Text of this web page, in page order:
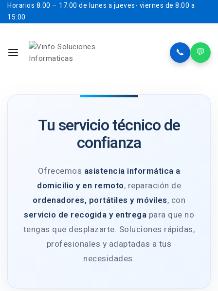
Horarios 8:00 – 17:00 de lunes a jueves- viernes de 8:00 a
15:00
📞 💬
Tu servicio técnico de
confianza
Ofrecemos asistencia informática a
domicilio y en remoto, reparación de
ordenadores, portátiles y móviles, con
servicio de recogida y entrega para que no
tengas que desplazarte. Soluciones rápidas,
profesionales y adaptadas a tus
necesidades.